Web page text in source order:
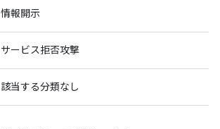
情報開示
サービス拒否攻撃
該当する分類なし